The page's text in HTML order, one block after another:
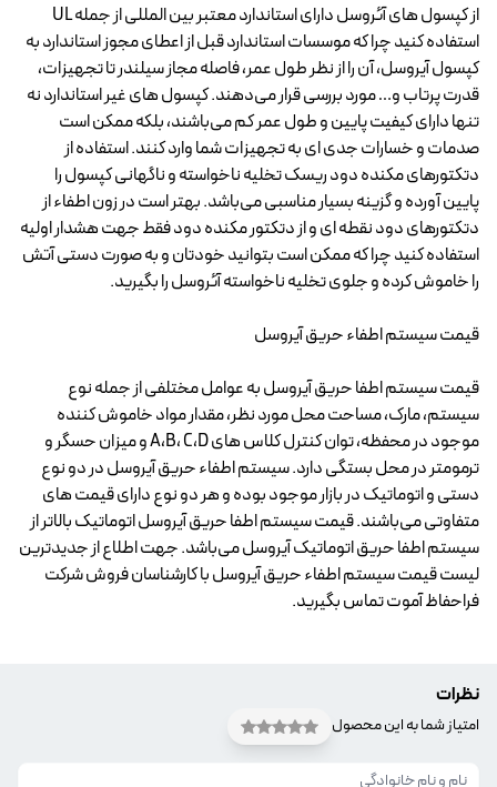
از کپسول های آئروسل دارای استاندارد معتبر بین‌ المللی از جمله UL
استفاده کنید چرا که موسسات استاندارد قبل از اعطای مجوز استاندارد به
کپسول آیروسل، آن را از نظر طول عمر، فاصله مجاز سیلندر تا تجهیزات،
قدرت پرتاب و… مورد بررسی قرار می‌دهند. کپسول های غیر استاندارد نه
تنها دارای کیفیت پایین و طول عمر کم می‌باشند، بلکه ممکن است
صدمات و خسارات جدی ای به تجهیزات شما وارد کنند. استفاده از
دتکتورهای مکنده دود ریسک تخلیه ناخواسته و ناگهانی کپسول را
پایین آورده و گزینه بسیار مناسبی می‌باشد. بهتر است در زون اطفاء از
دتکتورهای دود نقطه ای و از دتکتور مکنده دود فقط جهت هشدار اولیه
استفاده کنید چرا که ممکن است بتوانید خودتان و به صورت دستی آتش
را خاموش کرده و جلوی تخلیه ناخواسته آئروسل را بگیرید.
قیمت سیستم اطفاء حریق آیروسل
قیمت سیستم اطفا حریق آیروسل به عوامل مختلفی از جمله نوع
سیستم، مارک، مساحت محل مورد نظر، مقدار مواد خاموش کننده
موجود در محفظه، توان کنترل کلاس های A،B، C،D و میزان حسگر و
ترمومتر در محل بستگی دارد. سیستم اطفاء حریق آیروسل در دو نوع
دستی و اتوماتیک در بازار موجود بوده و هر دو نوع دارای قیمت های
متفاوتی می‌باشند. قیمت سیستم اطفا حریق آیروسل اتوماتیک بالاتر از
سیستم اطفا حریق اتوماتیک آیروسل می‌باشد. جهت اطلاع از جدیدترین
لیست قیمت سیستم اطفاء حریق آیروسل با کارشناسان فروش شرکت
فراحفاظ آموت تماس بگیرید.
نظرات
امتیاز شما به این محصول